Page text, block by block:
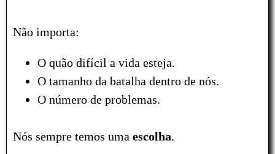
Não importa:
O quão difícil a vida esteja.
O tamanho da batalha dentro de nós.
O número de problemas.
Nós sempre temos uma escolha.